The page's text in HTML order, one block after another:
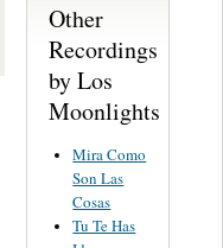
Other
Recordings
by Los
Moonlights
Mira Como
Son Las
Cosas
Tu Te Has